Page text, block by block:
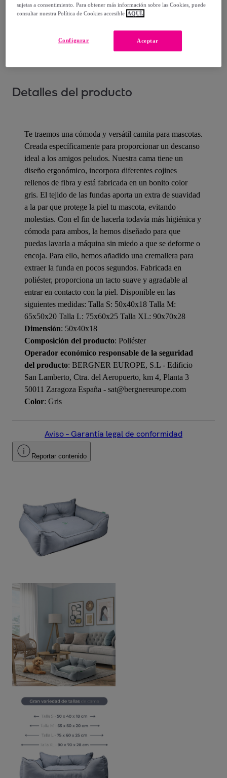
Detalles del producto
Te traemos una cómoda y versátil camita para mascotas.
Creada específicamente para proporcionar un descanso
ideal a los amigos peludos. Nuestra cama tiene un
diseño ergonómico, incorpora diferentes cojines
rellenos de fibra y está fabricada en un bonito color
gris. El tejido de las fundas aporta un extra de suavidad
a la par que protege la piel tu mascota, evitando
molestias. Con el fin de hacerla todavía más higiénica y
cómoda para ambos, la hemos diseñado para que
puedas lavarla a máquina sin miedo a que se deforme o
encoja. Para ello, hemos añadido una cremallera para
extraer la funda en pocos segundos. Fabricada en
poliéster, proporciona un tacto suave y agradable al
entrar en contacto con la piel. Disponible en las
siguientes medidas: Talla S: 50x40x18 Talla M:
65x50x20 Talla L: 75x60x25 Talla XL: 90x70x28
Dimensión: 50x40x18
Composición del producto: Poliéster
Operador económico responsable de la seguridad
del producto: BERGNER EUROPE, S.L - Edificio
San Lamberto, Ctra. del Aeropuerto, km 4, Planta 3
50011 Zaragoza España - sat@bergnereurope.com
Color: Gris
Aviso – Garantía legal de conformidad
Reportar contenido
sujetas a consentimiento. Para obtener más información sobre las Cookies, puede
consultar nuestra Política de Cookies accesible AQUÍ.
Aceptar
Configurar